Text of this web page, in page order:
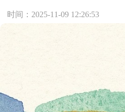
时间：2025-11-09 12:26:53